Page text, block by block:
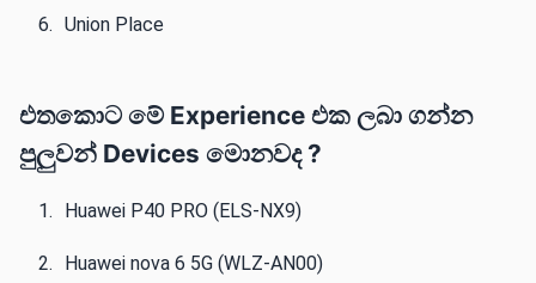
Union Place
එතකොට මේ Experience එක ලබා ගන්න
පුලුවන් Devices මොනවද ?
Huawei P40 PRO (ELS-NX9)‌‌
Huawei nova 6 5G (WLZ-AN00)‌‌